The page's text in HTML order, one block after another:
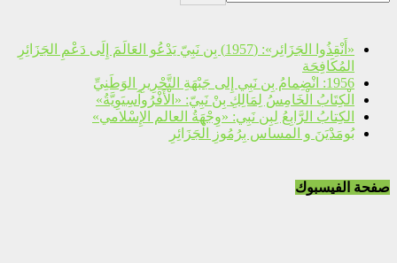
«أَنْقِذُوا الجَزَائِر»: (1957) بِن نَبِيّ يَدْعُو العَالَمَ إِلَى دَعْمِ الجَزَائِرِ
المُكَافِحَة
1956: انْضِمامُ بِن نَبِي إِلى جَبْهَةِ التَّحْرِيرِ الوَطَنِيِّ
الْكِتَابُ الْخَامِسُ لِمَالِكِ بِنْ نَبِيّ: «الْأَفْرُوآسِيَوِيَّةُ»
الكِتابُ الرَّابِعُ لِبِن نَبِي: «وِجْهَةُ العالم الإِسْلامي»
بُومَدْيَنَ و المساس بِرُمُوزِ الْجَزَائِرِ
صفحة الفيسبوك